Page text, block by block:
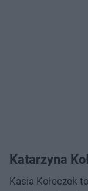
Katarzyna
Kasia Kołeczek